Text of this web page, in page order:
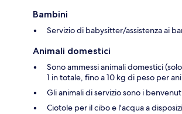
Bambini
Servizio di babysitter/assistenza ai
Animali domestici
Sono ammessi animali domestici
1 in totale, fino a 10 kg di peso per
Gli animali di servizio sono i
Ciotole per il cibo e l'acqua a